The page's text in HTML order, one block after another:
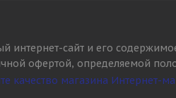
сайт и его
офертой, определяемой